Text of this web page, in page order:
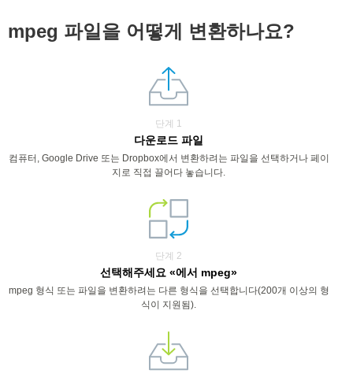
mpeg 파일을 어떻게 변환하나요?
단계 1
다운로드 파일
컴퓨터, Google Drive 또는 Dropbox에서 변환하려는 파일을 선택하거나 페이
지로 직접 끌어다 놓습니다.
단계 2
선택해주세요 «에서 mpeg»
mpeg 형식 또는 파일을 변환하려는 다른 형식을 선택합니다(200개 이상의 형
식이 지원됨).